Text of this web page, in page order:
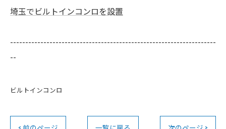
埼玉でビルトインコンロを設置
--------------------------------------------------------------------
--
ビルトインコンロ